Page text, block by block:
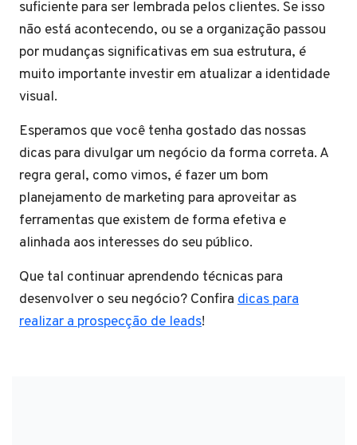
suficiente para ser lembrada pelos clientes. Se isso
não está acontecendo, ou se a organização passou
por mudanças significativas em sua estrutura, é
muito importante investir em atualizar a identidade
visual.
Esperamos que você tenha gostado das nossas
dicas para divulgar um negócio da forma correta. A
regra geral, como vimos, é fazer um bom
planejamento de marketing para aproveitar as
ferramentas que existem de forma efetiva e
alinhada aos interesses do seu público.
Que tal continuar aprendendo técnicas para
desenvolver o seu negócio? Confira dicas para
realizar a prospecção de leads!